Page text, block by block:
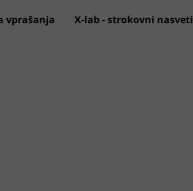
glavni sadržaj
vprašanja X-lab - strokovni nasveti